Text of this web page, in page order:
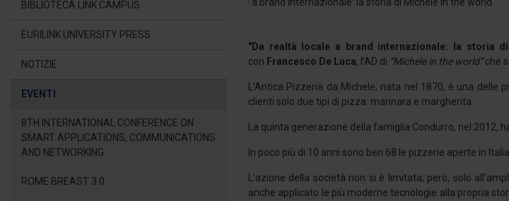
BIBLIOTECA LINK CAMPUS
EURILINK UNIVERSITY PRESS
NOTIZIE
EVENTI
8TH INTERNATIONAL CONFERENCE ON
SMART APPLICATIONS, COMMUNICATIONS
AND NETWORKING
ROME BREAST 3.0
"Da realtà locale a brand internazionale: la storia
con Francesco De Luca, l’AD di “Michele in the world”che
L’Antica Pizzeria da Michele, nata nel 1870, è una
clienti solo due tipi di pizza: marinara e margherita.
La quinta generazione della famiglia Condurro, nel 2012,
In poco più di 10 anni sono ben 68 le pizzerie aperte in
L’azione della società non si è limitata, però, solo
anche applicato le più moderne tecnologie alla propria